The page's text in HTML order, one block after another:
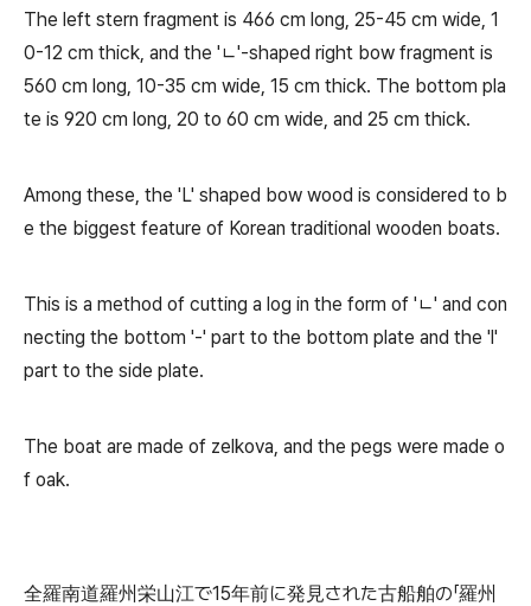
The left stern fragment is 466 cm long, 25-45 cm wide, 1
0-12 cm thick, and the 'ㄴ'-shaped right bow fragment is
560 cm long, 10-35 cm wide, 15 cm thick. The bottom pla
te is 920 cm long, 20 to 60 cm wide, and 25 cm thick.
Among these, the 'L' shaped bow wood is considered to b
e the biggest feature of Korean traditional wooden boats.
This is a method of cutting a log in the form of 'ㄴ' and con
necting the bottom '-' part to the bottom plate and the 'l'
part to the side plate.
The boat are made of zelkova, and the pegs were made o
f oak.
全羅南道羅州栄山江で15年前に発見された古船舶の「羅州